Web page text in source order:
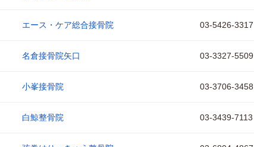
エース・ケア総合接骨院 03-5426-3317
名倉接骨院矢口 03-3327-5509
小峯接骨院 03-3706-3458
白鯨整骨院 03-3439-7113